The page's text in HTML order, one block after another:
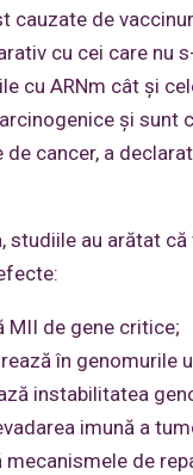
cauzate de
cu cei care nu
cu ARNm cât și
și sunt
de cancer, a
studiile au arătat
MII de gene critice;
în genomurile
instabilitatea
imună a
mecanismele de